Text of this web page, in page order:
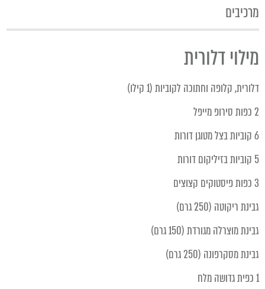
מרכיבים
מילוי דלורית
דלורית, קלופה וחתוכה לקוביות (1 קילו)
2 כפות סירופ מייפל
6 קוביות בצל מטוגן דורות
5 קוביות בזיליקום דורות
3 כפות פיסטוקים קצוצים
גבינת ריקוטה (250 גרם)
גבינת מוצרלה מגורדת (150 גרם)
גבינת מסקרפונה (250 גרם)
1 כפית גדושה מלח